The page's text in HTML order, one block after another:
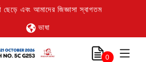
ছেড়ে এবং আমাদের জিজ্ঞাসা স্বাগতম
ভাষা
0